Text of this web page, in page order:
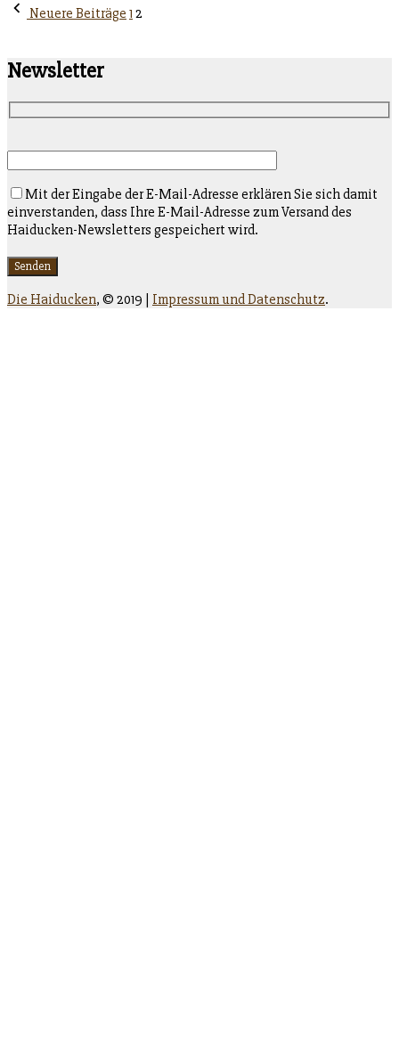
Seitennummerierung
Beiträge
Neuere Beiträge 1 2
Newsletter
Mit der Eingabe der E-Mail-Adresse erklären Sie sich damit
einverstanden, dass Ihre E-Mail-Adresse zum Versand des
Haiducken-Newsletters gespeichert wird.
Die Haiducken, © 2019 | Impressum und Datenschutz.